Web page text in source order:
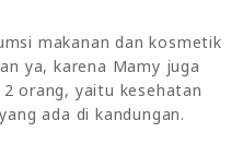
makanan dan kosmetik
ya, karena Mamy juga
orang, yaitu kesehatan
ada di kandungan.